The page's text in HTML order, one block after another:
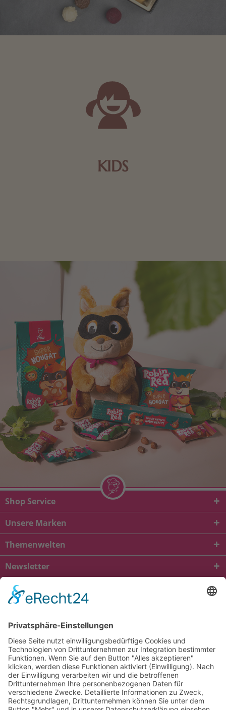
KIDS
Shop Service
Unsere Marken
Themenwelten
Newsletter
* Alle Preise inkl. gesetzl. Mehrwertsteuer zzgl.
und ggf.
Nachnahmegebühren, wenn nicht anders beschrieben
viba.de
4.90von5.00bei1684
Kontakt Versandkosten und Lieferung
Zahlungsarten
FAQ – Häufig gestellte Fragen
Mein Konto
Allgemeine Geschäftsbedingungen
Datenschutz
Impressum
Barrierefreiheit
Cookie-Einstellungen Widerrufsbelehrung